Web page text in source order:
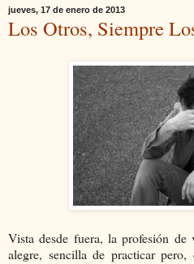
jueves, 17 de enero de 2013
Los Otros, Siempre
Vista desde fuera, la profesión de
alegre, sencilla de practicar